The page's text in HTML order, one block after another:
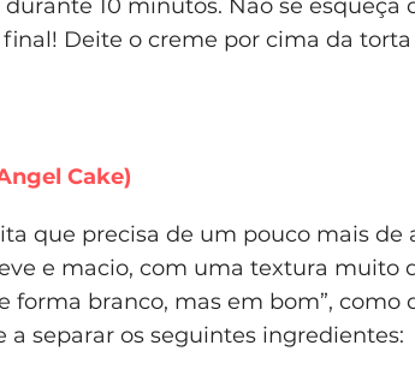
durante 10 minutos. Não se
Deite o creme por cima da
Cake)
que precisa de um pouco mais de
e macio, com uma textura muito
forma branco, mas em bom”, como
a separar os seguintes ingredientes: